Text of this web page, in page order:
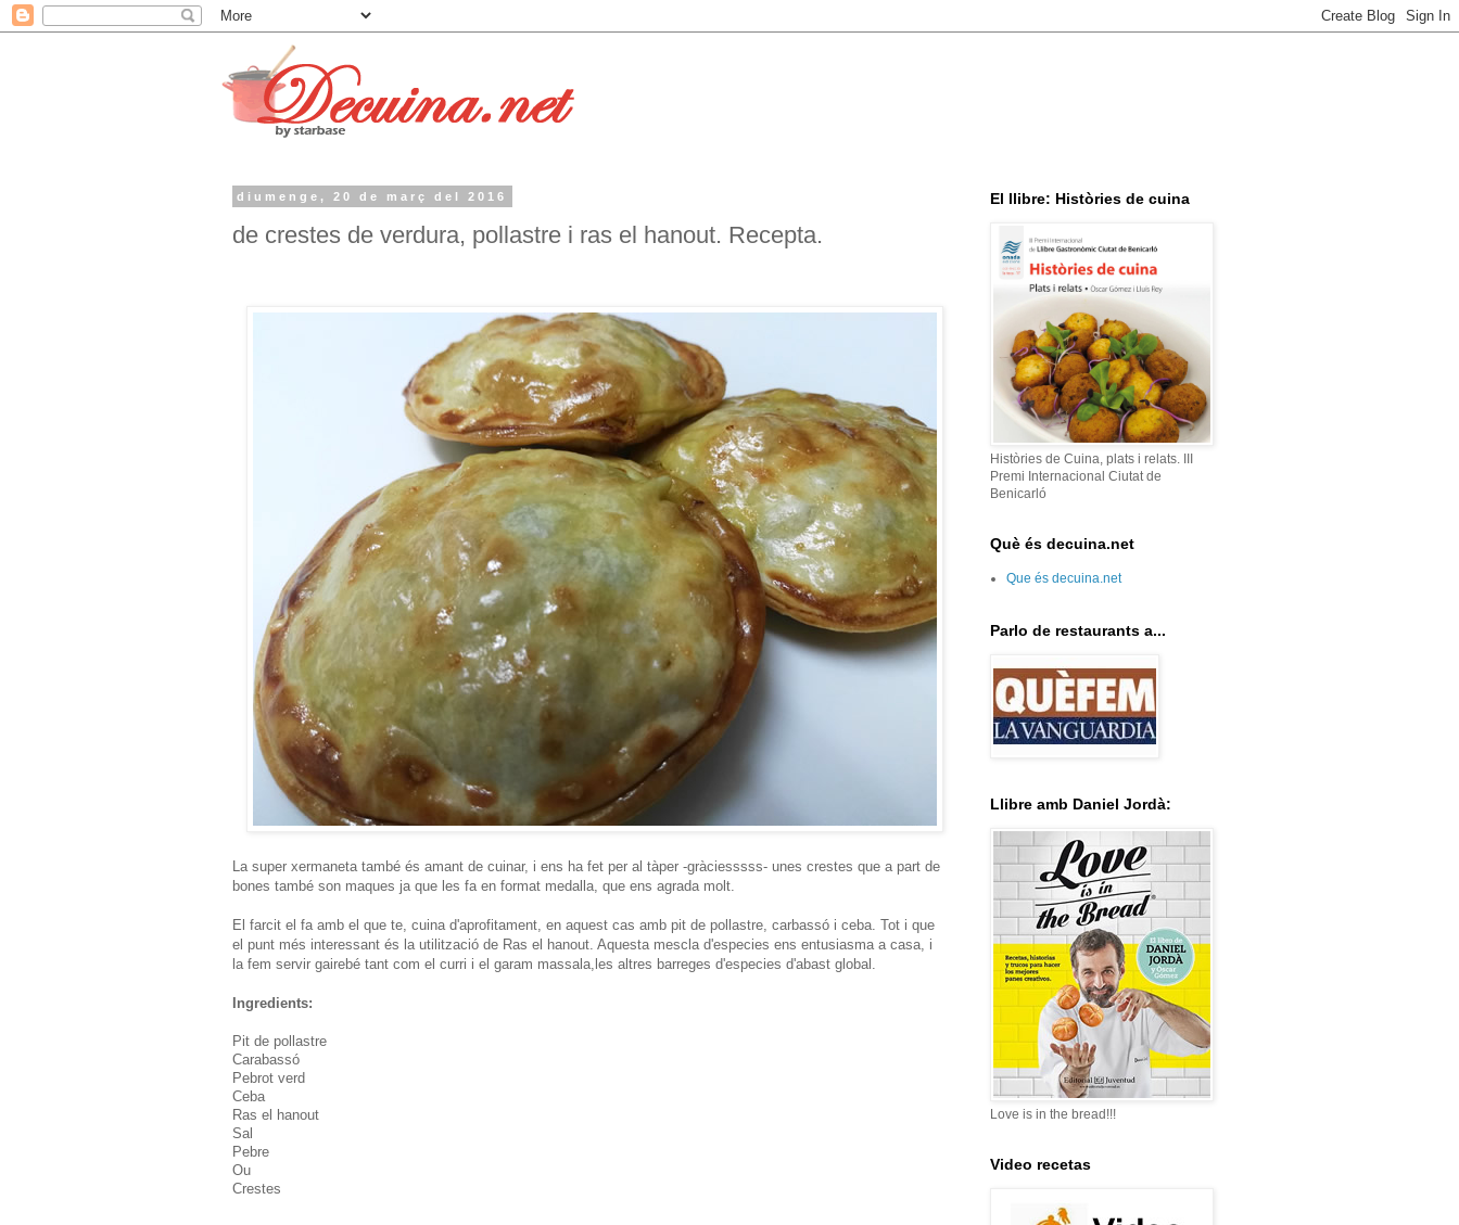
diumenge, 20 de març del 2016
de crestes de verdura, pollastre i ras el hanout. Recepta.
La super xermaneta també és amant de cuinar, i ens ha fet per al tàper -gràciesssss- unes crestes que a part de
bones també son maques ja que les fa en format medalla, que ens agrada molt.
El farcit el fa amb el que te, cuina d'aprofitament, en aquest cas amb pit de pollastre, carbassó i ceba. Tot i que
el punt més interessant és la utilització de Ras el hanout. Aquesta mescla d'especies ens entusiasma a casa, i
la fem servir gairebé tant com el curri i el garam massala,les altres barreges d'especies d'abast global.
Ingredients:
Pit de pollastre
Carabassó
Pebrot verd
Ceba
Ras el hanout
Sal
Pebre
Ou
Crestes
El llibre: Històries de cuina
Històries de Cuina, plats i relats. III
Premi Internacional Ciutat de
Benicarló
Què és decuina.net
Que és decuina.net
Parlo de restaurants a...
Llibre amb Daniel Jordà:
Love is in the bread!!!
Video recetas